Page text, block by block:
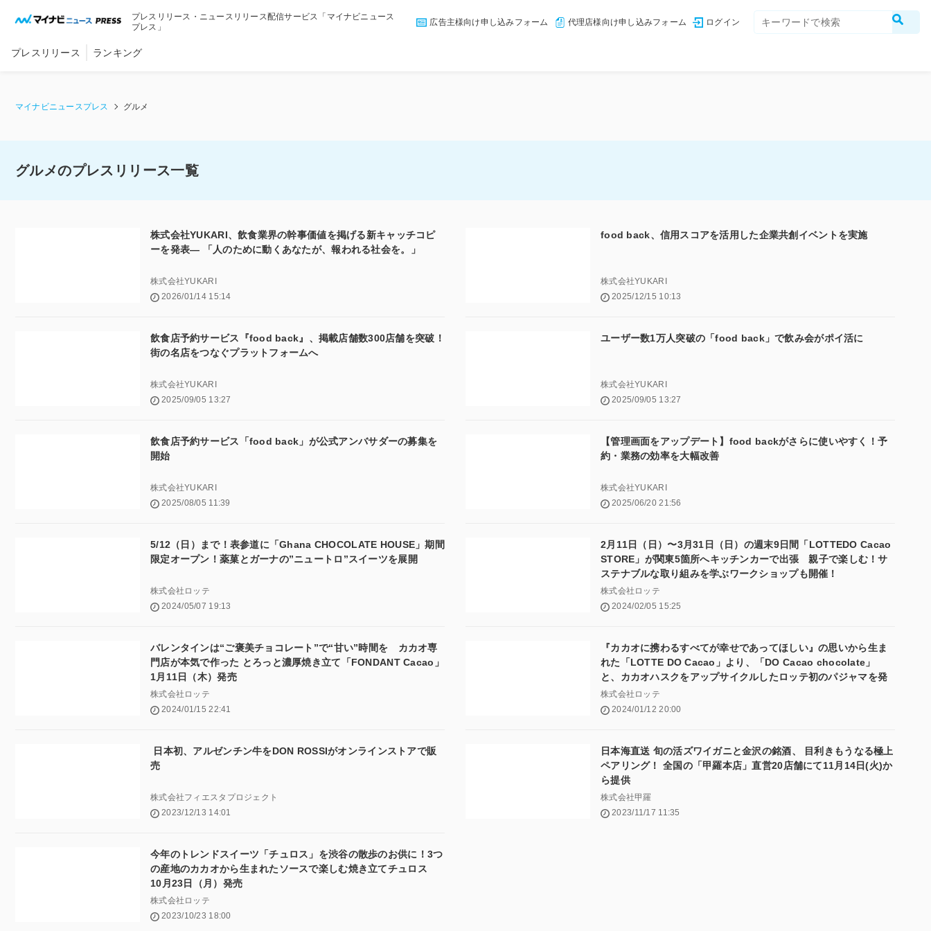
プレスリリース・ニュースリリース配信サービス「マイナビニュース
プレス」
広告主様向け申し込みフォーム 代理店様向け申し込みフォーム ログイン
プレスリリース ランキング
マイナビニュースプレス グルメ
グルメのプレスリリース一覧
株式会社YUKARI、飲食業界の幹事価値を掲げる新キャッチコピ
ーを発表― 「人のために動くあなたが、報われる社会を。」
株式会社YUKARI
2026/01/14 15:14
food back、信用スコアを活用した企業共創イベントを実施
株式会社YUKARI
2025/12/15 10:13
飲食店予約サービス『food back』、掲載店舗数300店舗を突破！
街の名店をつなぐプラットフォームへ
株式会社YUKARI
2025/09/05 13:27
ユーザー数1万人突破の「food back」で飲み会がポイ活に
株式会社YUKARI
2025/09/05 13:27
飲食店予約サービス「food back」が公式アンバサダーの募集を
開始
株式会社YUKARI
2025/08/05 11:39
【管理画面をアップデート】food backがさらに使いやすく！予
約・業務の効率を大幅改善
株式会社YUKARI
2025/06/20 21:56
5/12（日）まで！表参道に「Ghana CHOCOLATE HOUSE」期間
限定オープン！薬菓とガーナの”ニュートロ”スイーツを展開
株式会社ロッテ
2024/05/07 19:13
2月11日（日）〜3月31日（日）の週末9日間「LOTTEDO Cacao
STORE」が関東5箇所へキッチンカーで出張 親子で楽しむ！サ
ステナブルな取り組みを学ぶワークショップも開催！
株式会社ロッテ
2024/02/05 15:25
バレンタインは“ご褒美チョコレート”で“甘い”時間を カカオ専
門店が本気で作った とろっと濃厚焼き立て「FONDANT Cacao」
1月11日（木）発売
株式会社ロッテ
2024/01/15 22:41
『カカオに携わるすべてが幸せであってほしい』の思いから生ま
れた「LOTTE DO Cacao」より、「DO Cacao chocolate」
と、カカオハスクをアップサイクルしたロッテ初のパジャマを発
売！
株式会社ロッテ
2024/01/12 20:00
日本初、アルゼンチン牛をDON ROSSIがオンラインストアで販
売
株式会社フィエスタプロジェクト
2023/12/13 14:01
日本海直送 旬の活ズワイガニと金沢の銘酒、 目利きもうなる極上
ペアリング！ 全国の「甲羅本店」直営20店舗にて11月14日(火)か
ら提供
株式会社甲羅
2023/11/17 11:35
今年のトレンドスイーツ「チュロス」を渋谷の散歩のお供に！3つ
の産地のカカオから生まれたソースで楽しむ焼き立てチュロス
10月23日（月）発売
株式会社ロッテ
2023/10/23 18:00